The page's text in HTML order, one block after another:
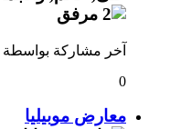
آخر مشاركة بواسطة
0
معارض موبيليا